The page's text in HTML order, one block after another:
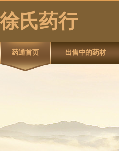
徐氏药行
药通首页 出售中的药材